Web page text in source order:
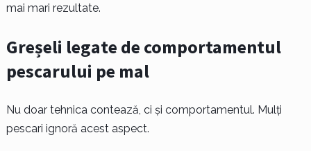
mai mari rezultate.
Greșeli legate de comportamentul
pescarului pe mal
Nu doar tehnica contează, ci și comportamentul. Mulți
pescari ignoră acest aspect.